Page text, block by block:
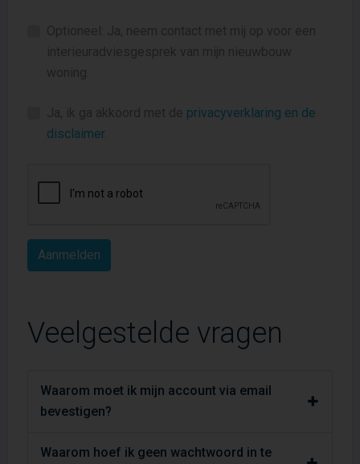
Optioneel: Ja, neem contact met mij op voor een
interieuradviesgesprek van mijn nieuwbouw
woning.
Ja, ik ga akkoord met de privacyverklaring en de
disclaimer.
Veelgestelde vragen
Waarom moet ik mijn account via email
bevestigen?
Waarom hoef ik geen wachtwoord in te